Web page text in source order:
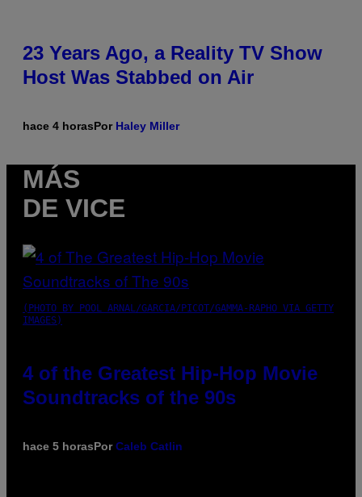
23 Years Ago, a Reality TV Show
Host Was Stabbed on Air
hace 4 horasPor Haley Miller
MÁS
DE VICE
(PHOTO BY POOL ARNAL/GARCIA/PICOT/GAMMA-RAPHO VIA GETTY
IMAGES)
4 of the Greatest Hip-Hop Movie
Soundtracks of the 90s
hace 5 horasPorCaleb Catlin